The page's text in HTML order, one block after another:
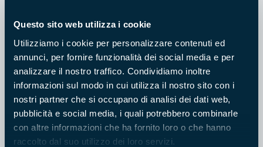
Questo sito web utilizza i cookie
Utilizziamo i cookie per personalizzare contenuti ed
annunci, per fornire funzionalità dei social media e per
analizzare il nostro traffico. Condividiamo inoltre
informazioni sul modo in cui utilizza il nostro sito con i
nostri partner che si occupano di analisi dei dati web,
pubblicità e social media, i quali potrebbero combinarle
con altre informazioni che ha fornito loro o che hanno
raccolto dal suo utilizzo dei loro servizi.
PARCO CASTELLI ROMANI
Tramonto tra le Note
31
LUG
2026